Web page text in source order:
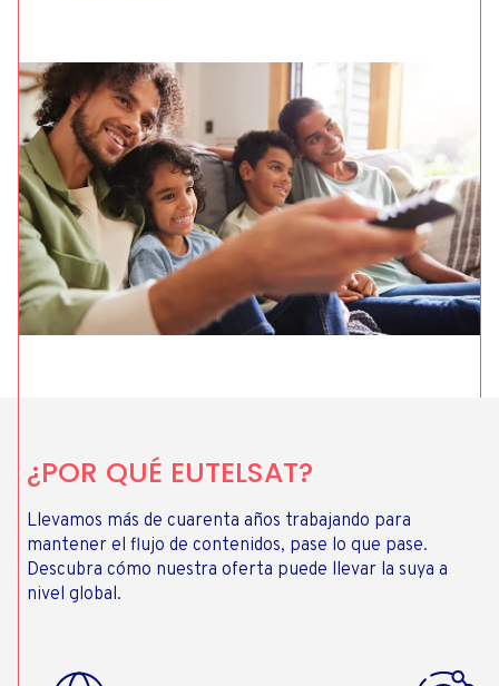
¿POR QUÉ EUTELSAT?
Llevamos más de cuarenta años trabajando para
mantener el flujo de contenidos, pase lo que pase.
Descubra cómo nuestra oferta puede llevar la suya a
nivel global.